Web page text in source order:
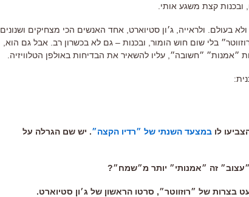
קצת משגע אותי.
בעולם. ולראייה, ג׳ון סטיוארט, אחד האנשים הכי מצחיקים ושנונים
בלי שום חוש הומור, ובכנות – גם לא בכשרון רב. אבל גם הוא,
״חשובה״, עליו להשאיר את הבדיחות באולפן הטלוויזיה.
במצעד השנתי של ״רדיו הקצה״. יש שם הגרלה על